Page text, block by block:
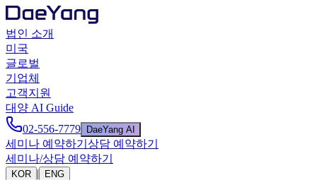
법인 소개
미국
글로벌
기업체
고객지원
대양 AI Guide
02-556-7779
DaeYang AI
세미나 예약하기 상담 예약하기
세미나/상담 예약하기
KOR |
ENG